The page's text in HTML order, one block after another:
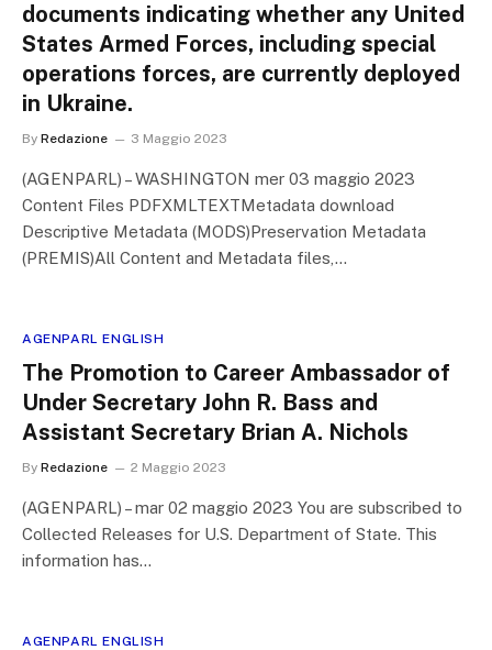
documents indicating whether any United
States Armed Forces, including special
operations forces, are currently deployed
in Ukraine.
By Redazione 3 Maggio 2023
(AGENPARL) – WASHINGTON mer 03 maggio 2023
Content Files PDFXMLTEXTMetadata download
Descriptive Metadata (MODS)Preservation Metadata
(PREMIS)All Content and Metadata files,…
AGENPARL ENGLISH
The Promotion to Career Ambassador of
Under Secretary John R. Bass and
Assistant Secretary Brian A. Nichols
By Redazione 2 Maggio 2023
(AGENPARL) – mar 02 maggio 2023 You are subscribed to
Collected Releases for U.S. Department of State. This
information has…
AGENPARL ENGLISH